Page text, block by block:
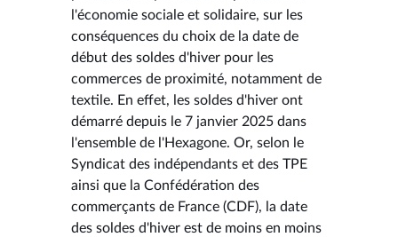
l'économie sociale et solidaire, sur les
conséquences du choix de la date de
début des soldes d'hiver pour les
commerces de proximité, notamment de
textile. En effet, les soldes d'hiver ont
démarré depuis le 7 janvier 2025 dans
l'ensemble de l'Hexagone. Or, selon le
Syndicat des indépendants et des TPE
ainsi que la Confédération des
commerçants de France (CDF), la date
des soldes d'hiver est de moins en moins